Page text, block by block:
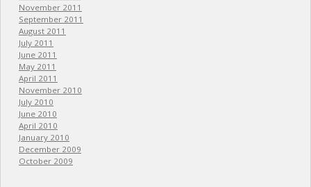
November 2011
September 2011
August 2011
July 2011
June 2011
May 2011
April 2011
November 2010
July 2010
June 2010
April 2010
January 2010
December 2009
October 2009